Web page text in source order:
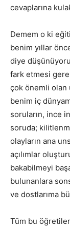
cevaplarına
Demem o ki
benim yıllar
diye
fark etmesi
çok önemli olan
benim iç
soruların, ince
soruda;
olayların ana
açılımlar
bakabilmeyi
bulunanlara
ve dostlarıma
Tüm bu